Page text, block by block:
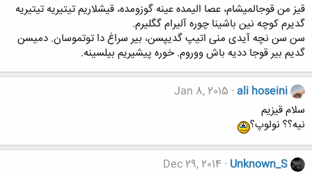
قیز من قوجالمیشام، عصا الیمده عینه گوزومده، قیشلاریم تیتیریه تیتیریه
گدیرم کوچه نین باشینا چوره آلیرام گگلیرم.
سن سن نچه آیدی منی اتیپ گدیپسن، بیر سراغ دا توتموسان. دمیسن
گدیم بیر قوجا ددیه باش ووروم. خوره پیشیریم بیلسینه.
ali hoseini
Jan 8, 2015
سلام قیزیم
نیه؟؟ نولوپ؟
Unknown_S
Dec 29, 2014